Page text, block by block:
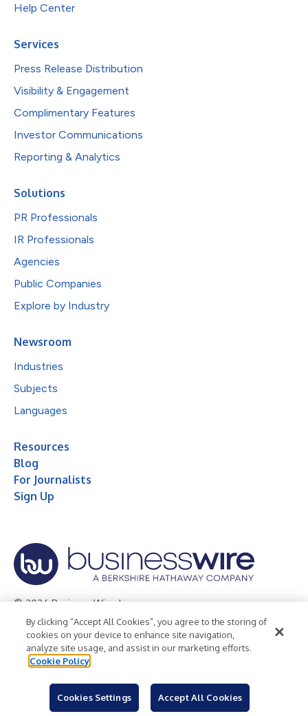
Help Center
Services
Press Release Distribution
Visibility & Engagement
Complimentary Features
Investor Communications
Reporting & Analytics
Solutions
PR Professionals
IR Professionals
Agencies
Public Companies
Explore by Industry
Newsroom
Industries
Subjects
Languages
Resources
Blog
For Journalists
Sign Up
© 2026 Business Wire, Inc.
Privacy Policy Cookie Policy
Accessibility Statement
Terms of Use
Legal
By clicking “Accept All Cookies”, you agree to the storing of
cookies on your device to enhance site navigation,
analyze site usage, and assist in our marketing efforts.
Cookie Policy
Cookies Settings Accept All Cookies